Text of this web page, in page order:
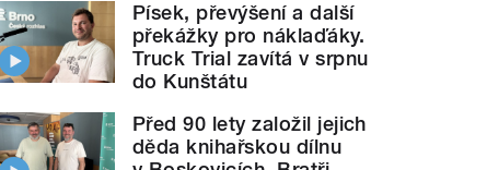
Písek, převýšení a další
překážky pro náklaďáky.
Truck Trial zavítá v srpnu
do Kunštátu
Před 90 lety založil jejich
děda knihařskou dílnu